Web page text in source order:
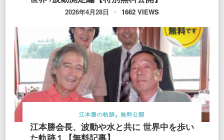
2026年4月28日 1662 VIEWS
江本勝の軌跡 無料公開
江本勝会長、波動や水と共に 世界中を歩い